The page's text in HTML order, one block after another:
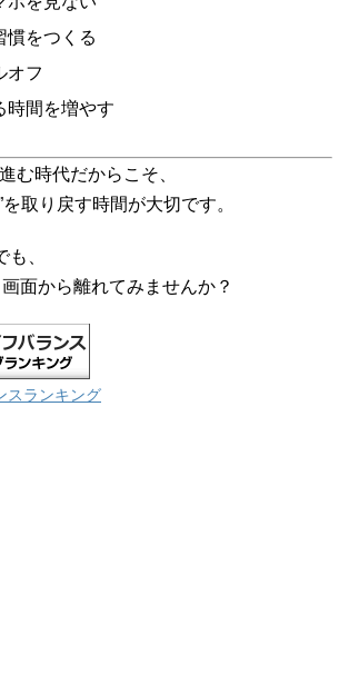
慣をつくる
オフ
時間を増やす
む時代だからこそ、
取り戻す時間が大切です。
、
面から離れてみませんか？
スランキング